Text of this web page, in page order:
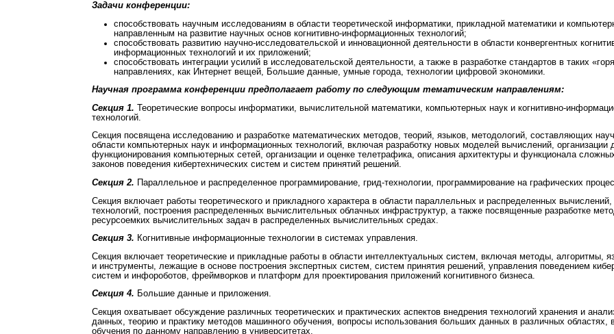
Задачи конференции:
способствовать научным исследованиям в области теоретической информатики, прикладной математики и
направленным на развитие научных основ когнитивно-информационных технологий;
способствовать развитию научно-исследовательской и инновационной деятельности в области конвергентных
информационных технологий и их приложений;
способствовать интеграции усилий в исследовательской деятельности, а также в разработке стандартов в таких
направлениях, как Интернет вещей, Большие данные, умные города, технологии цифровой экономики.
Научная программа конференции предполагает работу по следующим тематическим направлениям:
Секция 1.Теоретические вопросы информатики, вычислительной математики, компьютерных наук и когнитивно-
технологий.
Секция посвящена исследованию и разработке математических методов, теорий, языков, методологий, составляющих
области компьютерных наук и информационных технологий, включая разработку новых моделей вычислений, организации
функционирования компьютерных сетей, организации и оценке телетрафика, описания архитектуры и функционала
законов поведения кибертехнических систем и систем принятий решений.
Секция 2.
Параллельное и распределенное программирование, грид-технологии, программирование на графических
Секция включает работы теоретического и прикладного характера в области параллельных и распределенных вычислений,
технологий, построения распределенных вычислительных облачных инфраструктур, а также посвященные разработке
ресурсоемких вычислительных задач в распределенных вычислительных средах.
Секция 3. Когнитивные информационные технологии в системах управления.
Секция включает теоретические и прикладные работы в области интеллектуальных систем, включая методы, алгоритмы,
и инструменты, лежащие в основе построения экспертных систем, систем принятия решений, управления поведением
систем и инфороботов, фреймворков и платформ для проектирования приложений когнитивного бизнеса.
Секция 4. Большие данные и приложения.
Секция охватывает обсуждение различных теоретических и практических аспектов внедрения технологий хранения и
данных, теорию и практику методов машинного обучения, вопросы использования больших данных в различных областях,
обучения по данному направлению в университетах.